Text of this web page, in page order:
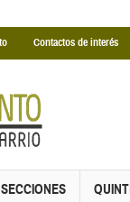
Contactos de interés
SECCIONES